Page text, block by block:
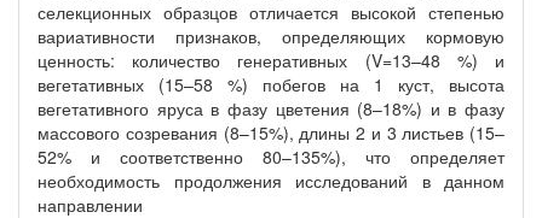
селекционных образцов отличается высокой степенью
вариативности признаков, определяющих кормовую
ценность: количество генеративных (V=13–48 %) и
вегетативных (15–58 %) побегов на 1 куст, высота
вегетативного яруса в фазу цветения (8–18%) и в фазу
массового созревания (8–15%), длины 2 и 3 листьев (15–
52% и соответственно 80–135%), что определяет
необходимость продолжения исследований в данном
направлении